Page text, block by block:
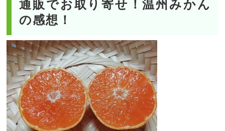
通販でお取り寄せ！温州みかん
の感想！